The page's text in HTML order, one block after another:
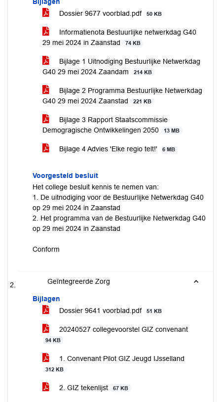
Dossier 9677 voorblad.pdf
50 KB
Informatienota Bestuurlijke netwerkdag G40
29 mei 2024 in Zaanstad
74 KB
Bijlage 1 Uitnodiging Bestuurlijke Netwerkdag
G40 29 mei 2024 Zaandam
214 KB
Bijlage 2 Programma Bestuurlijke Netwerkdag
G40 29 mei 2024 Zaanstad
221 KB
Bijlage 3 Rapport Staatscommissie
Demogragische Ontwikkelingen 2050
13 MB
Bijlage 4 Advies 'Elke regio telt!' 6 MB
Voorgesteld besluit
Het college besluit kennis te nemen van:
1. De uitnodiging voor de Bestuurlijke Netwerkdag G40
op 29 mei 2024 in Zaanstad
2. Het programma van de Bestuurlijke Netwerkdag G40
op 29 mei 2024 in Zaanstad
Conform
Geïntegreerde Zorg
Bijlagen
Dossier 9641 voorblad.pdf
51 KB
20240527 collegevoorstel GIZ convenant
94 KB
1. Convenant Pilot GIZ Jeugd IJsselland
312 KB
2. GIZ tekenlijst 67 KB